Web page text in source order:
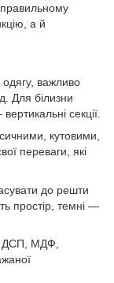
а й
важливо
Для білизни
секції.
кутовими,
переваги, які
до решти
простір, темні —
ДСП, МДФ,